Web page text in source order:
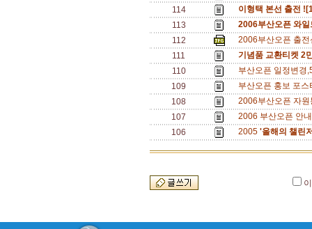
114
이형택 본선 출전
113
2006부산오픈 와
112
2006부산오픈 출
111
기념품 교환티켓 2
110
부산오픈 일정변
109
부산오픈 홍보 포
108
2006부산오픈 자
107
2006 부산오픈 안
106
2005 '올해의 챌린